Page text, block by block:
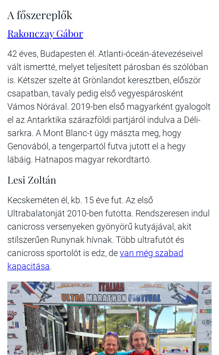
A főszereplők
Rakonczay Gábor
42 éves, Budapesten él. Atlanti-óceán-átevezéseivel
vált ismertté, melyet teljesített párosban és szólóban
is. Kétszer szelte át Grönlandot keresztben, először
csapatban, tavaly pedig első vegyespárosként
Vámos Nórával. 2019-ben első magyarként gyalogolt
el az Antarktika szárazföldi partjáról indulva a Déli-
sarkra. A Mont Blanc-t úgy mászta meg, hogy
Genovából, a tengerpartól futva jutott el a hegy
lábáig. Hatnapos magyar rekordtartó.
Lesi Zoltán
Kecskeméten él, kb. 15 éve fut. Az első
Ultrabalatonját 2010-ben futotta. Rendszeresen indul
canicross versenyeken gyönyörű kutyájával, akit
stílszerűen Runynak hívnak. Több ultrafutót és
canicross sportolót is edz, devan még szabad
kapacitása.